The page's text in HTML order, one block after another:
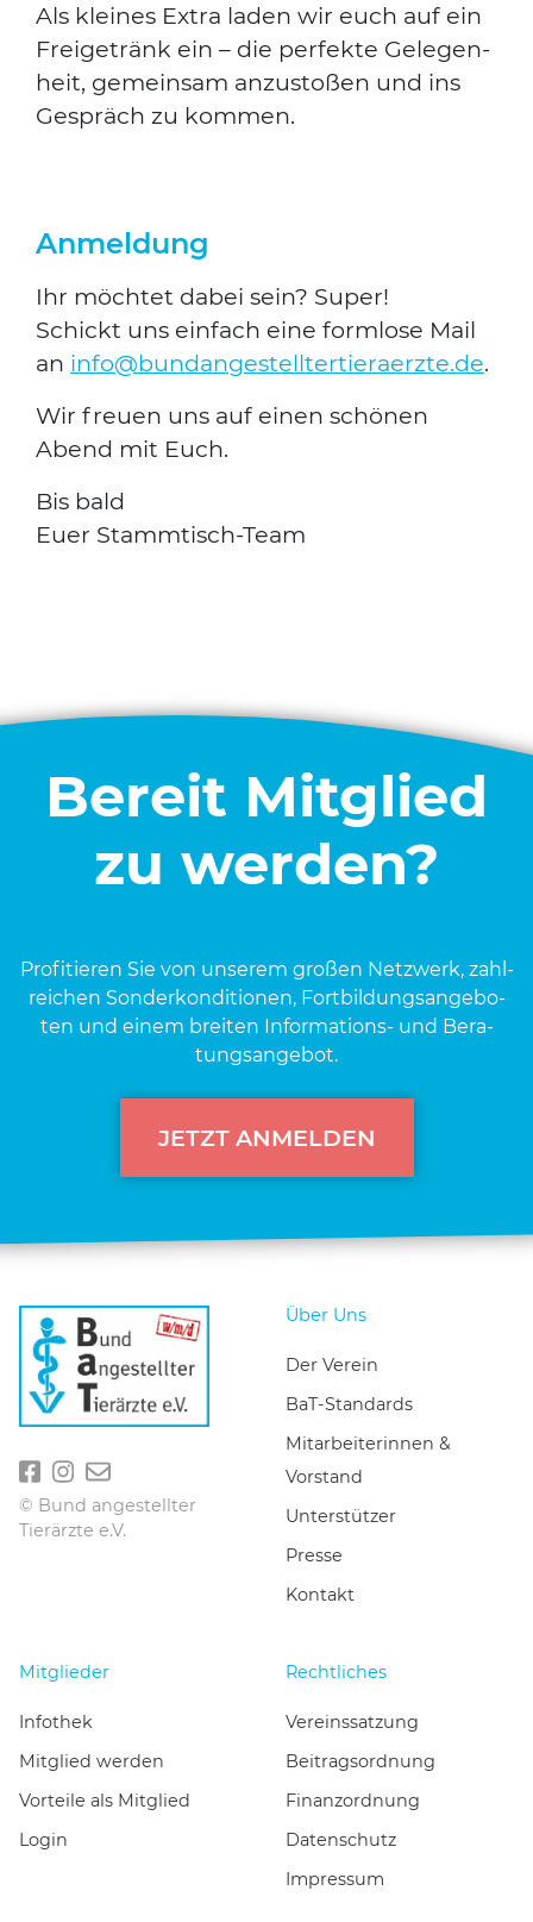
Als klei­nes Extra laden wir euch auf ein
Frei­ge­tränk ein – die per­fek­te Gele­gen­
heit, gemein­sam anzu­sto­ßen und ins
Gespräch zu kom­men.
Anmeldung
Ihr möch­tet dabei sein? Super!
Schickt uns ein­fach eine form­lo­se Mail
an info@bundangestelltertieraerzte.de.
Wir freu­en uns auf einen schö­nen
Abend mit Euch.
Bis bald
Euer Stamm­tisch-Team
Bereit Mitglied
zu werden?
Pro­fi­tie­ren Sie von unse­rem gro­ßen Netz­werk, zahl­
rei­chen Son­der­kon­di­tio­nen, Fort­bil­dungs­an­ge­bo­
ten und einem brei­ten Infor­ma­ti­ons- und Bera­
tungs­an­ge­bot.
JETZT ANMELDEN
© Bund angestellter
Tierärzte e.V.
Über Uns
Der Verein
BaT-Standards
Mitarbeiterinnen &
Vorstand
Unterstützer
Presse
Kontakt
Mitglieder
Infothek
Mitglied werden
Vorteile als Mitglied
Login
Rechtliches
Vereinssatzung
Beitragsordnung
Finanzordnung
Datenschutz
Impressum